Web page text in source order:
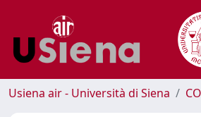
Usiena air - Università di Siena